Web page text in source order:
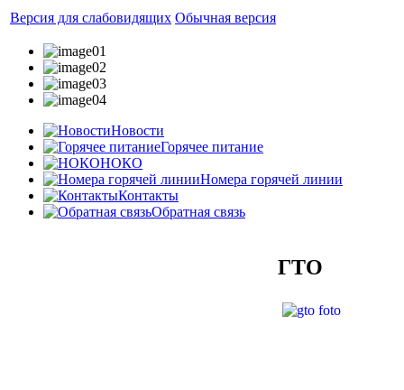
Версия для слабовидящих Обычная версия
Новости
Горячее питание
НОКО
Номера горячей линии
Контакты
Обратная связь
ГТО